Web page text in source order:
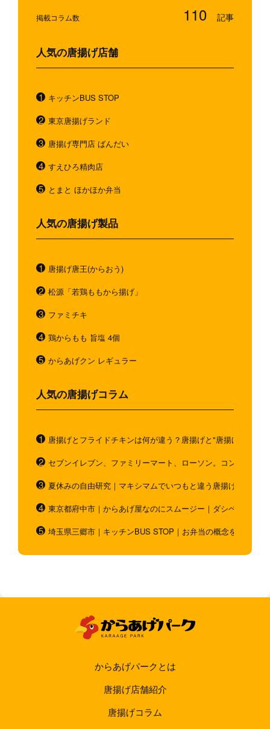
掲載コラム数 110
人気の唐揚げ店舗
キッチンBUS STOP
東京唐揚げランド
唐揚げ専門店 ばんだい
すえひろ精肉店
とまと ほかほか弁当
人気の唐揚げ製品
唐揚げ唐王(からおう)
松源「若鶏ももから揚げ」
ファミチキ
鶏からもも 旨塩 4個
からあげクン レギュラー
人気の唐揚げコラム
唐揚げとフライドチキンは何が違う？唐揚げと"唐揚げと似て
セブンイレブン、ファミリーマート、ローソン。コンビニの
夏休みの自由研究｜マキシマムでいつもと違う唐揚げを作ろう
東京都府中市｜からあげ屋なのにスムージー｜ダシベース唐
埼玉県三郷市｜キッチンBUS STOP｜お弁当の概念を超越！
からあげパークとは
唐揚げ店舗紹介
唐揚げコラム